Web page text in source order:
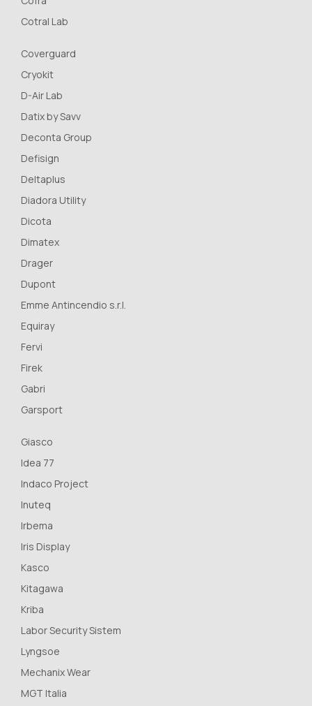
Cotral Lab
Coverguard
Cryokit
D-Air Lab
Datix by Savv
Deconta Group
Defisign
Deltaplus
Diadora Utility
Dicota
Dimatex
Drager
Dupont
Emme Antincendio s.r.l.
Equiray
Fervi
Firek
Gabri
Garsport
Giasco
Idea 77
Indaco Project
Inuteq
Irbema
Iris Display
Kasco
Kitagawa
Kriba
Labor Security Sistem
Lyngsoe
Mechanix Wear
MGT Italia